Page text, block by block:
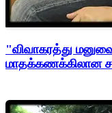
"விவாகரத்து
மாதக்கணக்கிலான